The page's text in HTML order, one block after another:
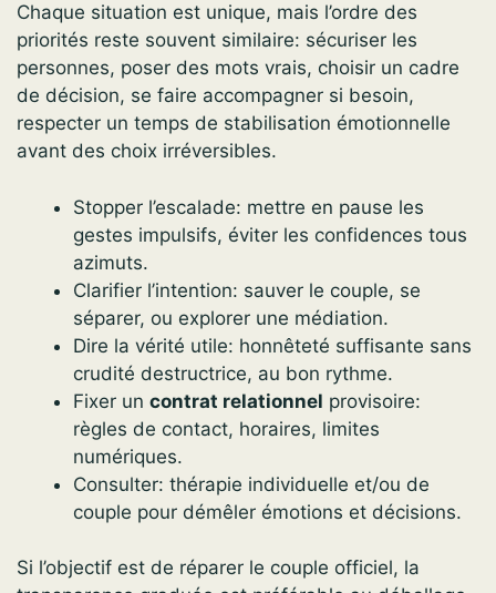
Chaque situation est unique, mais l’ordre des
priorités reste souvent similaire: sécuriser les
personnes, poser des mots vrais, choisir un cadre
de décision, se faire accompagner si besoin,
respecter un temps de stabilisation émotionnelle
avant des choix irréversibles.
Stopper l’escalade: mettre en pause les
gestes impulsifs, éviter les confidences tous
azimuts.
Clarifier l’intention: sauver le couple, se
séparer, ou explorer une médiation.
Dire la vérité utile: honnêteté suffisante sans
crudité destructrice, au bon rythme.
Fixer un contrat relationnel provisoire:
règles de contact, horaires, limites
numériques.
Consulter: thérapie individuelle et/ou de
couple pour démêler émotions et décisions.
Si l’objectif est de réparer le couple officiel, la